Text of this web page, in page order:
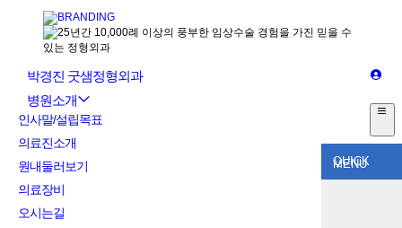
QUICK
MENU
박경진 굿샘정형외과
병원소개
인사말/설립목표
의료진소개
원내둘러보기
의료장비
오시는길